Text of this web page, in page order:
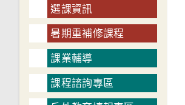
選課資訊
暑期重補修課程
課業輔導
課程諮詢專區